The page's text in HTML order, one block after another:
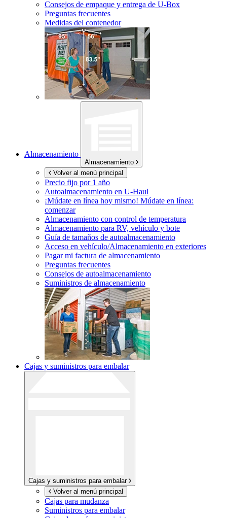
Consejos de empaque y entrega de U-Box
Preguntas frecuentes
Medidas del contenedor
Almacenamiento
Almacenamiento
Volver al menú principal
Precio fijo por 1 año
Autoalmacenamiento en U-Haul
¡Múdate en línea hoy mismo! Múdate en línea:
comenzar
Almacenamiento con control de temperatura
Almacenamiento para RV, vehículo y bote
Guía de tamaños de autoalmacenamiento
Acceso en vehículo/Almacenamiento en exteriores
Pagar mi factura de almacenamiento
Preguntas frecuentes
Consejos de autoalmacenamiento
Suministros de almacenamiento
Cajas y suministros para embalar
Cajas y suministros para embalar
Volver al menú principal
Cajas para mudanza
Suministros para embalar